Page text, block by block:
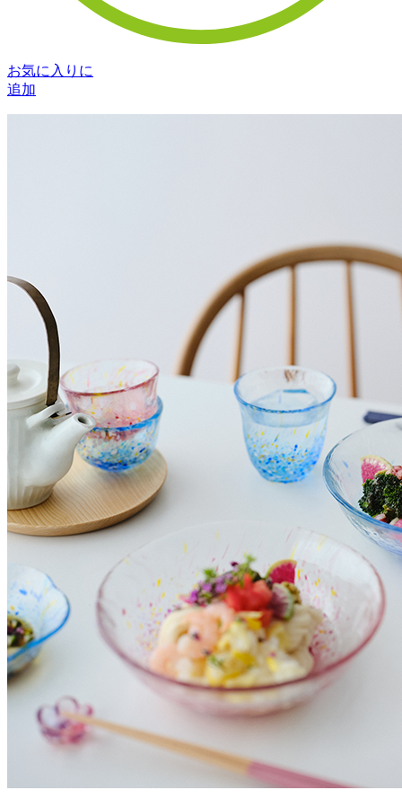
お気に入りに
追加